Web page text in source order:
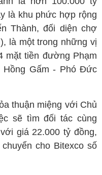
là khu phức hợp rộng
Thành, đối diện chợ
là một trong những vị
mặt tiền đường Phạm
Hồng Gấm - Phó Đức
thuận miệng với Chủ
sẽ tìm đối tác cùng
giá 22.000 tỷ đồng,
cho Bitexco số